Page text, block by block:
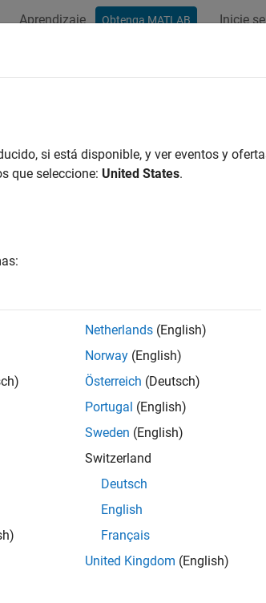
Aprendizaje Obtenga MATLAB Inicie
¿Qué tan útil fue esta traducción?
si está disponible, y ver eventos y
que seleccione: United States.
Netherlands (English)
Norway (English)
Österreich (Deutsch)
Portugal (English)
Sweden (English)
Switzerland
Deutsch
English
Français
United Kingdom (English)